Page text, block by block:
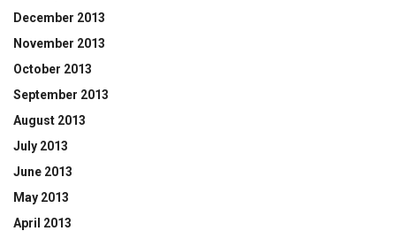
December 2013
November 2013
October 2013
September 2013
August 2013
July 2013
June 2013
May 2013
April 2013